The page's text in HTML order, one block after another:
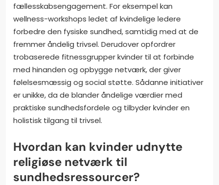
fællesskabsengagement. For eksempel kan
wellness-workshops ledet af kvindelige ledere
forbedre den fysiske sundhed, samtidig med at de
fremmer åndelig trivsel. Derudover opfordrer
trobaserede fitnessgrupper kvinder til at forbinde
med hinanden og opbygge netværk, der giver
følelsesmæssig og social støtte. Sådanne initiativer
er unikke, da de blander åndelige værdier med
praktiske sundhedsfordele og tilbyder kvinder en
holistisk tilgang til trivsel.
Hvordan kan kvinder udnytte
religiøse netværk til
sundhedsressourcer?